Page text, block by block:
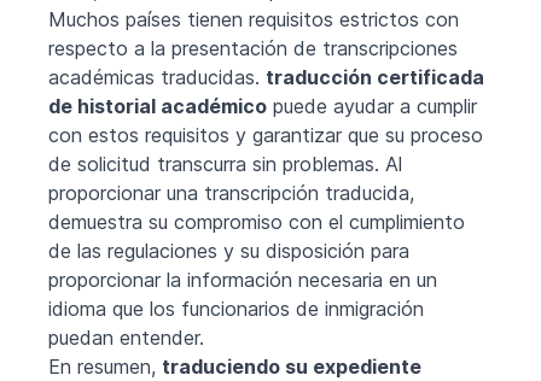
Muchos países tienen requisitos estrictos con
respecto a la presentación de transcripciones
académicas traducidas. traducción certificada
de historial académico puede ayudar a cumplir
con estos requisitos y garantizar que su proceso
de solicitud transcurra sin problemas. Al
proporcionar una transcripción traducida,
demuestra su compromiso con el cumplimiento
de las regulaciones y su disposición para
proporcionar la información necesaria en un
idioma que los funcionarios de inmigración
puedan entender.
En resumen, traduciendo su expediente